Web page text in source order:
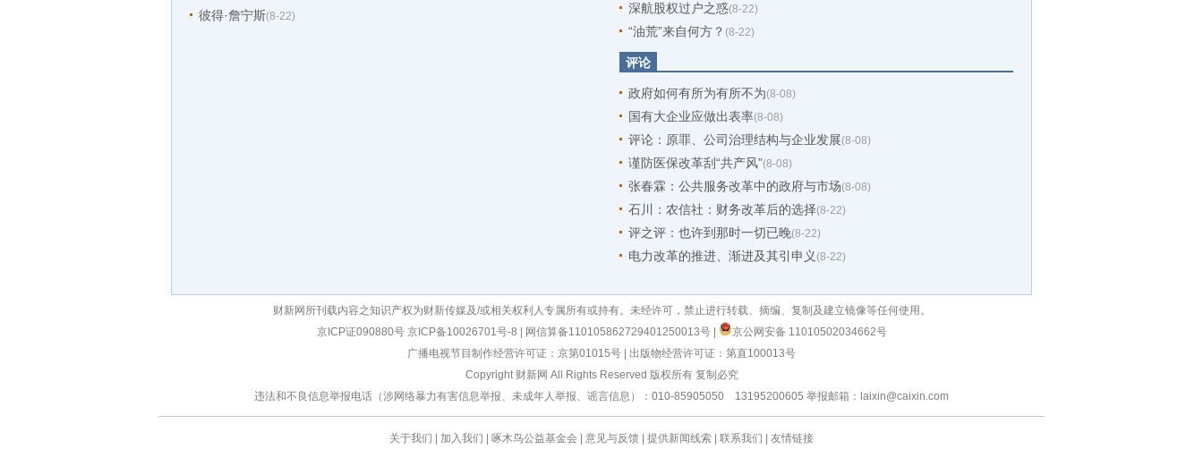
彼得·詹宁斯(8-22)
深航股权过户之惑(8-22)
“油荒”来自何方？ (8-22)
评论
政府如何有所为有所不为(8-08)
国有大企业应做出表率(8-08)
评论：原罪、公司治理结构与企业发展(8-08)
谨防医保改革刮“共产风”(8-08)
张春霖：公共服务改革中的政府与市场(8-08)
石川：农信社：财务改革后的选择(8-22)
评之评：也许到那时一切已晚(8-22)
电力改革的推进、渐进及其引申义 (8-22)
财新网所刊载内容之知识产权为财新传媒及/或相关权利人专属所有或持有。未经许可，禁止进行转载、摘编、复制及建立镜像等任何使用。
京ICP证090880号 京ICP备10026701号-8 网信算备110105862729401250013号
京公网安备 11010502034662号
广播电视节目制作经营许可证：京第01015号
出版物经营许可证：第直100013号
Copyright 财新网 All Rights Reserved 版权所有 复制必究
违法和不良信息举报电话（涉网络暴力有害信息举报、未成年人举报、谣言信息）：010-85905050 13195200605 举报邮箱：laixin@caixin.com
关于我们 加入我们 啄木鸟公益基金会 意见与反馈 提供新闻线索 联系我们 友情链接